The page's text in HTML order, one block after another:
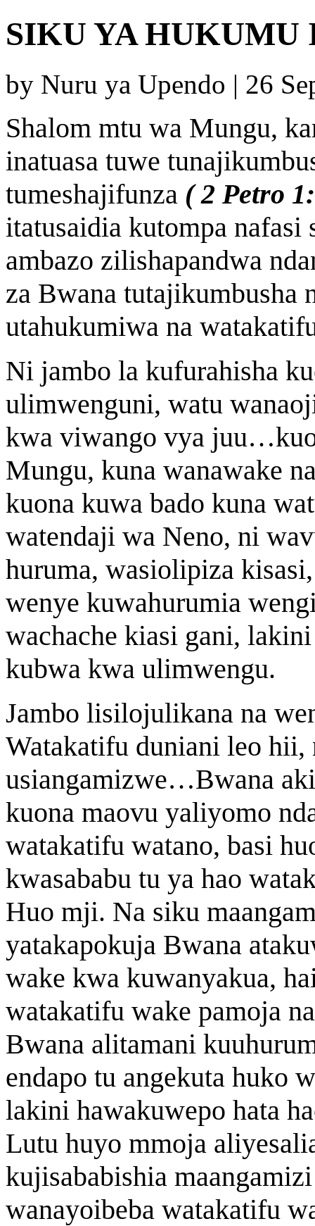
SIKU YA HUKUMU
by Nuru ya Upendo | 26
Shalom mtu wa Mungu,
inatuasa tuwe
tumeshajifunza ( 2 Petro
itatusaidia kutompa
ambazo zilishapandwa
za Bwana
utahukumiwa na
Ni jambo la kufurahisha
ulimwenguni, watu
kwa viwango vya
Mungu, kuna wanawake
kuona kuwa bado kuna
watendaji wa Neno, ni
huruma, wasiolipiza
wenye kuwahurumia
wachache kiasi gani,
kubwa kwa ulimwengu.
Jambo lisilojulikana na
Watakatifu duniani leo hii,
usiangamizwe…Bwana
kuona maovu yaliyomo
watakatifu watano, basi
kwasababu tu ya hao
Huo mji. Na siku
yatakapokuja Bwana
wake kwa kuwanyakua,
watakatifu wake pamoja
Bwana alitamani
endapo tu angekuta huko
lakini hawakuwepo hata
Lutu huyo mmoja
kujisababishia
wanayoibeba watakatifu